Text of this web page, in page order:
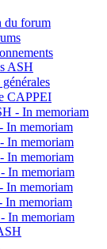
forum
ASH
CAPPEI
- In memoriam
memoriam
memoriam
memoriam
memoriam
memoriam
memoriam
memoriam